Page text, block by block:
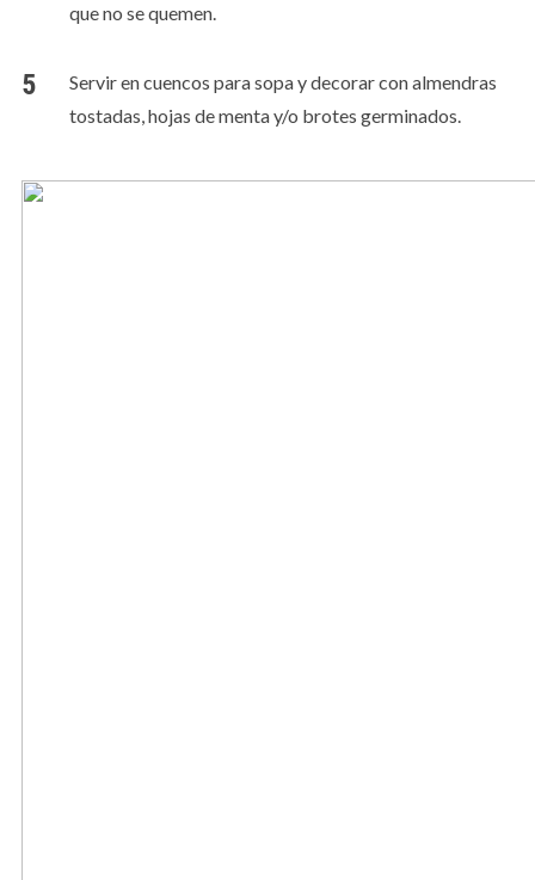
que no se quemen.
Servir en cuencos para sopa y decorar con almendras
tostadas, hojas de menta y/o brotes germinados.